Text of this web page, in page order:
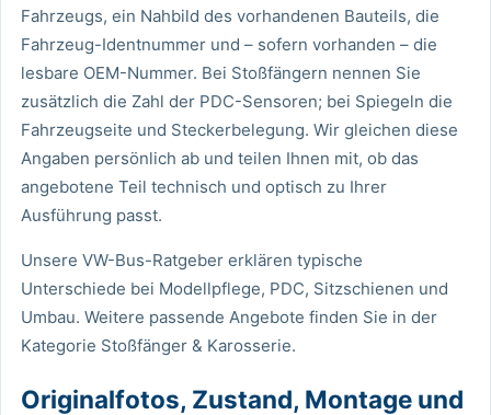
Fahrzeugs, ein Nahbild des vorhandenen Bauteils, die
Fahrzeug-Identnummer und – sofern vorhanden – die
lesbare OEM-Nummer. Bei Stoßfängern nennen Sie
zusätzlich die Zahl der PDC-Sensoren; bei Spiegeln die
Fahrzeugseite und Steckerbelegung. Wir gleichen diese
Angaben persönlich ab und teilen Ihnen mit, ob das
angebotene Teil technisch und optisch zu Ihrer
Ausführung passt.
Unsere VW-Bus-Ratgeber erklären typische
Unterschiede bei Modellpflege, PDC, Sitzschienen und
Umbau. Weitere passende Angebote finden Sie in der
Kategorie Stoßfänger & Karosserie.
Originalfotos, Zustand, Montage und